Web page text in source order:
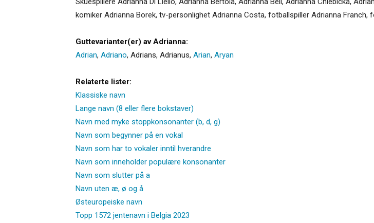
komiker Adrianna Borek, tv-personlighet Adrianna Costa, fotballspiller Adrianna Franch,
Guttevarianter(er) av Adrianna:
Adrian, Adriano, Adrians, Adrianus, Arian, Aryan
Relaterte lister:
Klassiske navn
Lange navn (8 eller flere bokstaver)
Navn med myke stoppkonsonanter (b, d, g)
Navn som begynner på en vokal
Navn som har to vokaler inntil hverandre
Navn som inneholder populære konsonanter
Navn som slutter på a
Navn uten æ, ø og å
Østeuropeiske navn
Topp 1572 jentenavn i Belgia 2023